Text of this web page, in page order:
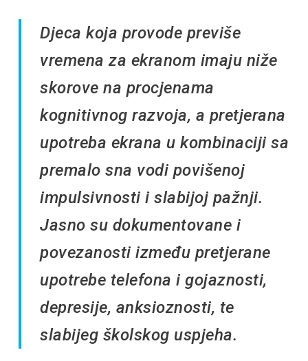
Djeca koja provode previše
vremena za ekranom imaju niže
skorove na procjenama
kognitivnog razvoja, a pretjerana
upotreba ekrana u kombinaciji sa
premalo sna vodi povišenoj
impulsivnosti i slabijoj pažnji.
Jasno su dokumentovane i
povezanosti između pretjerane
upotrebe telefona i gojaznosti,
depresije, anksioznosti, te
slabijeg školskog uspjeha.